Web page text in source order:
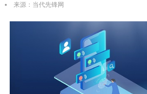
来源：当代先锋网